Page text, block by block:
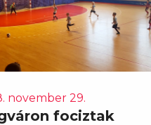
november 29.
fociztak